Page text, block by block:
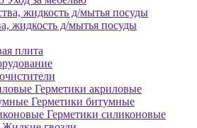
жидкость д/мытья посуды
плита
Герметики акриловые
Герметики битумные
Герметики силиконовые